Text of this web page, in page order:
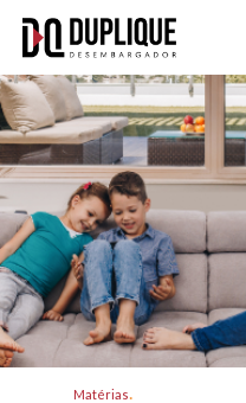
Matérias